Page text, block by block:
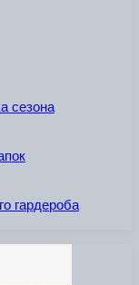
сезона
гардероба